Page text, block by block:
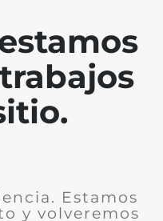
Estamos
y volveremos